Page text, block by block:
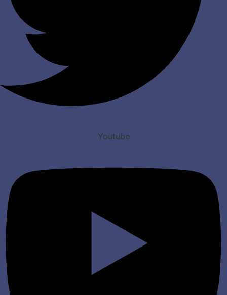
Youtube